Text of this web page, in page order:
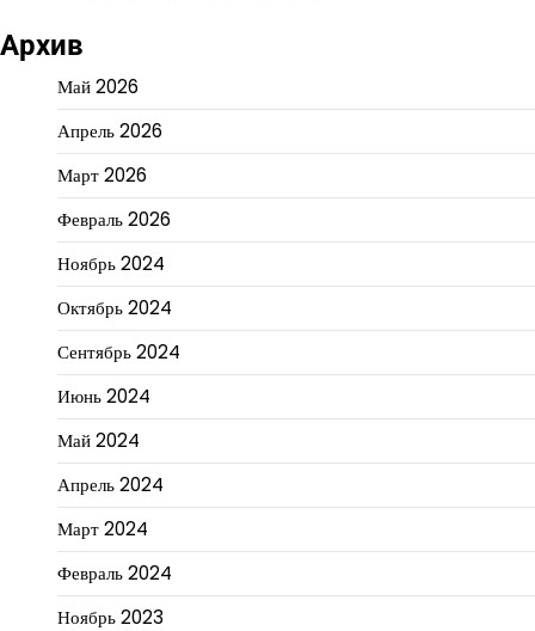
Архив
Май 2026
Апрель 2026
Март 2026
Февраль 2026
Ноябрь 2024
Октябрь 2024
Сентябрь 2024
Июнь 2024
Май 2024
Апрель 2024
Март 2024
Февраль 2024
Ноябрь 2023